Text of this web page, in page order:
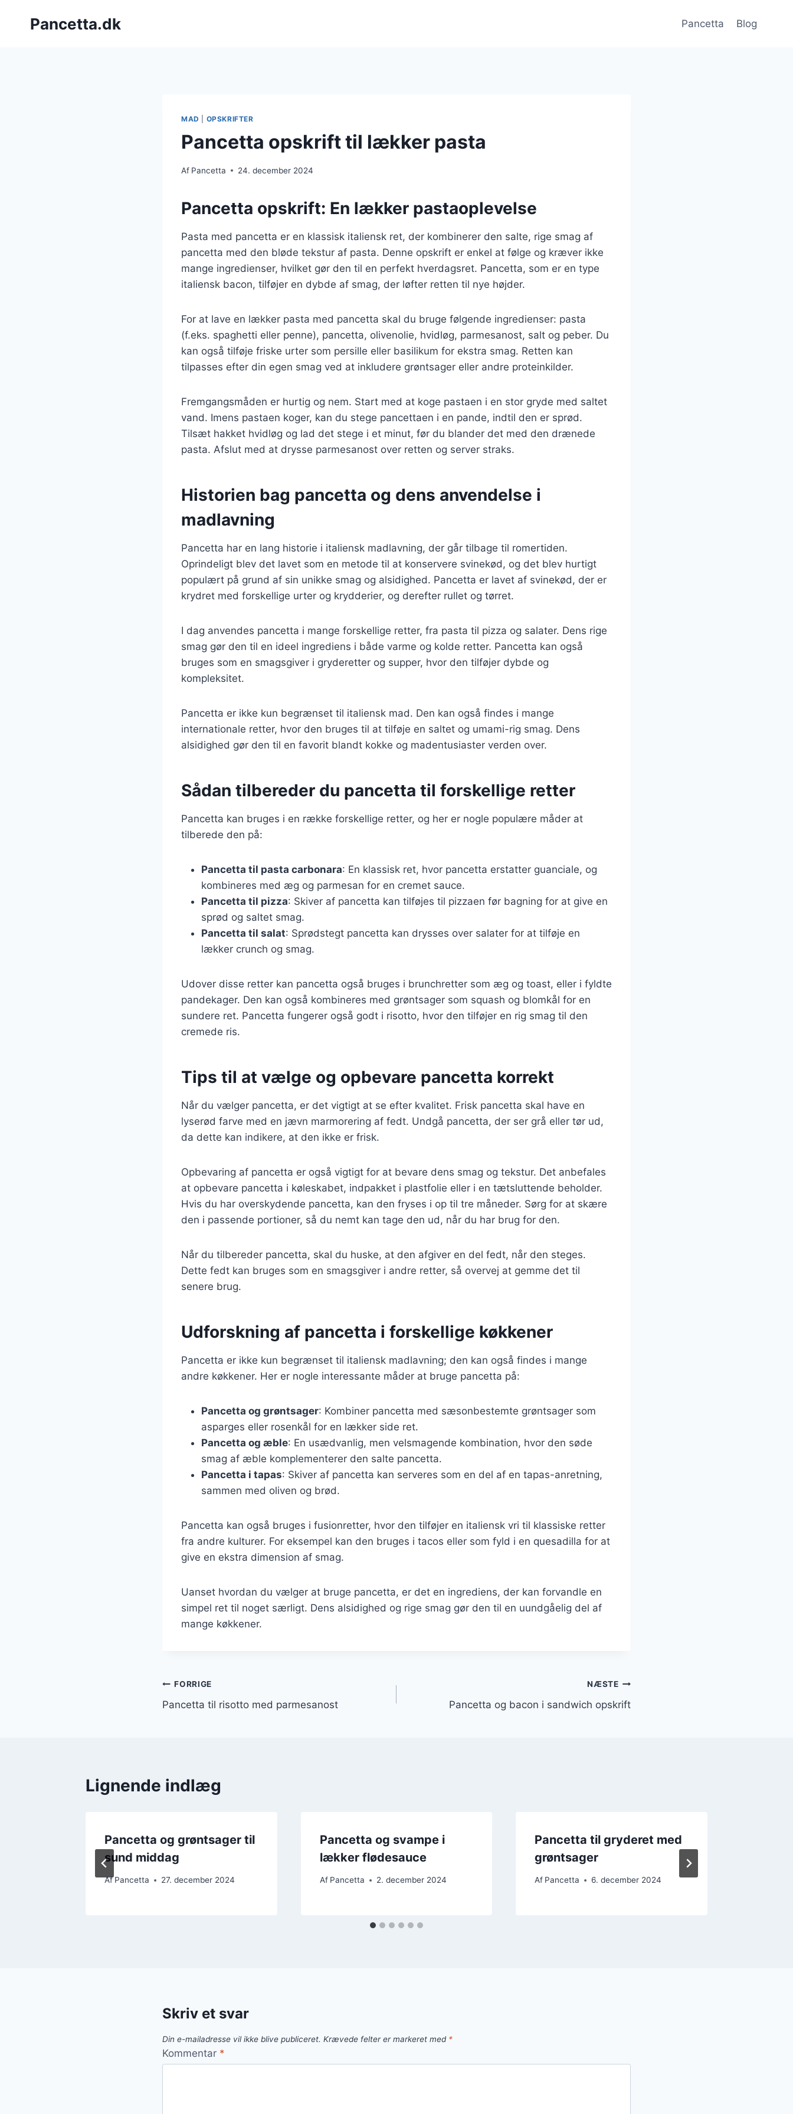
Pancetta.dk Pancetta Blog
MAD OPSKRIFTER
Pancetta opskrift til lækker pasta
Af Pancetta 24. december 2024
Pancetta opskrift: En lækker pastaoplevelse
Pasta med pancetta er en klassisk italiensk ret, der kombinerer den salte, rige smag af
pancetta med den bløde tekstur af pasta. Denne opskrift er enkel at følge og kræver ikke
mange ingredienser, hvilket gør den til en perfekt hverdagsret. Pancetta, som er en type
italiensk bacon, tilføjer en dybde af smag, der løfter retten til nye højder.
For at lave en lækker pasta med pancetta skal du bruge følgende ingredienser: pasta
(f.eks. spaghetti eller penne), pancetta, olivenolie, hvidløg, parmesanost, salt og peber. Du
kan også tilføje friske urter som persille eller basilikum for ekstra smag. Retten kan
tilpasses efter din egen smag ved at inkludere grøntsager eller andre proteinkilder.
Fremgangsmåden er hurtig og nem. Start med at koge pastaen i en stor gryde med saltet
vand. Imens pastaen koger, kan du stege pancettaen i en pande, indtil den er sprød.
Tilsæt hakket hvidløg og lad det stege i et minut, før du blander det med den drænede
pasta. Afslut med at drysse parmesanost over retten og server straks.
Historien bag pancetta og dens anvendelse i
madlavning
Pancetta har en lang historie i italiensk madlavning, der går tilbage til romertiden.
Oprindeligt blev det lavet som en metode til at konservere svinekød, og det blev hurtigt
populært på grund af sin unikke smag og alsidighed. Pancetta er lavet af svinekød, der er
krydret med forskellige urter og krydderier, og derefter rullet og tørret.
I dag anvendes pancetta i mange forskellige retter, fra pasta til pizza og salater. Dens rige
smag gør den til en ideel ingrediens i både varme og kolde retter. Pancetta kan også
bruges som en smagsgiver i gryderetter og supper, hvor den tilføjer dybde og
kompleksitet.
Pancetta er ikke kun begrænset til italiensk mad. Den kan også findes i mange
internationale retter, hvor den bruges til at tilføje en saltet og umami-rig smag. Dens
alsidighed gør den til en favorit blandt kokke og madentusiaster verden over.
Sådan tilbereder du pancetta til forskellige retter
Pancetta kan bruges i en række forskellige retter, og her er nogle populære måder at
tilberede den på:
Pancetta til pasta carbonara: En klassisk ret, hvor pancetta erstatter guanciale, og
kombineres med æg og parmesan for en cremet sauce.
Pancetta til pizza: Skiver af pancetta kan tilføjes til pizzaen før bagning for at give en
sprød og saltet smag.
Pancetta til salat: Sprødstegt pancetta kan drysses over salater for at tilføje en
lækker crunch og smag.
Udover disse retter kan pancetta også bruges i brunchretter som æg og toast, eller i fyldte
pandekager. Den kan også kombineres med grøntsager som squash og blomkål for en
sundere ret. Pancetta fungerer også godt i risotto, hvor den tilføjer en rig smag til den
cremede ris.
Tips til at vælge og opbevare pancetta korrekt
Når du vælger pancetta, er det vigtigt at se efter kvalitet. Frisk pancetta skal have en
lyserød farve med en jævn marmorering af fedt. Undgå pancetta, der ser grå eller tør ud,
da dette kan indikere, at den ikke er frisk.
Opbevaring af pancetta er også vigtigt for at bevare dens smag og tekstur. Det anbefales
at opbevare pancetta i køleskabet, indpakket i plastfolie eller i en tætsluttende beholder.
Hvis du har overskydende pancetta, kan den fryses i op til tre måneder. Sørg for at skære
den i passende portioner, så du nemt kan tage den ud, når du har brug for den.
Når du tilbereder pancetta, skal du huske, at den afgiver en del fedt, når den steges.
Dette fedt kan bruges som en smagsgiver i andre retter, så overvej at gemme det til
senere brug.
Udforskning af pancetta i forskellige køkkener
Pancetta er ikke kun begrænset til italiensk madlavning; den kan også findes i mange
andre køkkener. Her er nogle interessante måder at bruge pancetta på:
Pancetta og grøntsager: Kombiner pancetta med sæsonbestemte grøntsager som
asparges eller rosenkål for en lækker side ret.
Pancetta og æble: En usædvanlig, men velsmagende kombination, hvor den søde
smag af æble komplementerer den salte pancetta.
Pancetta i tapas: Skiver af pancetta kan serveres som en del af en tapas-anretning,
sammen med oliven og brød.
Pancetta kan også bruges i fusionretter, hvor den tilføjer en italiensk vri til klassiske retter
fra andre kulturer. For eksempel kan den bruges i tacos eller som fyld i en quesadilla for at
give en ekstra dimension af smag.
Uanset hvordan du vælger at bruge pancetta, er det en ingrediens, der kan forvandle en
simpel ret til noget særligt. Dens alsidighed og rige smag gør den til en uundgåelig del af
mange køkkener.
Indlægsnavigation
FORRIGE
Pancetta til risotto med parmesanost
NÆSTE
Pancetta og bacon i sandwich opskrift
Lignende indlæg
Pancetta og grøntsager til
sund middag
Af Pancetta 27. december 2024
Pancetta og svampe i
lækker flødesauce
Af Pancetta 2. december 2024
Pancetta til gryderet med
grøntsager
Af Pancetta 6. december 2024
Skriv et svar
Din e-mailadresse vil ikke blive publiceret. Krævede felter er markeret med *
Kommentar *